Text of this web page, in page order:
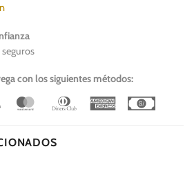
con los siguientes métodos:
Visa MasterCardDinners
American